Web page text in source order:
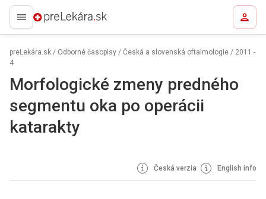
preLekára.sk
preLekára.sk / Odborné časopisy / Česká a slovenská oftalmologie / 2011 -
4
Morfologické zmeny predného
segmentu oka po operácii
katarakty
Česká verzia English info